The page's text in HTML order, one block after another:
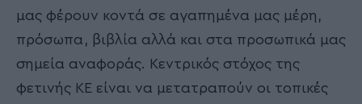
μας φέρουν κοντά σε αγαπημένα μας μέρη,
πρόσωπα, βιβλία αλλά και στα προσωπικά μας
σημεία αναφοράς. Κεντρικός στόχος της
φετινής ΚΕ είναι να μετατραπούν οι τοπικές